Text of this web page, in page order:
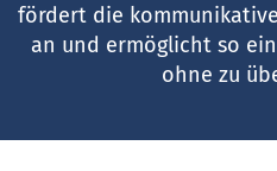
fördert die
an und ermöglicht so
ohne zu